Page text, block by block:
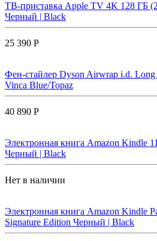
ТВ-приставка Apple TV 4K 128 ГБ
Черный | Black
25 390 Р
Фен-стайлер Dyson Airwrap i.d. Long
Vinca Blue/Topaz
40 890 Р
Электронная книга Amazon Kindle
Черный | Black
Нет в наличии
Электронная книга Amazon Kindle
Signature Edition Черный | Black